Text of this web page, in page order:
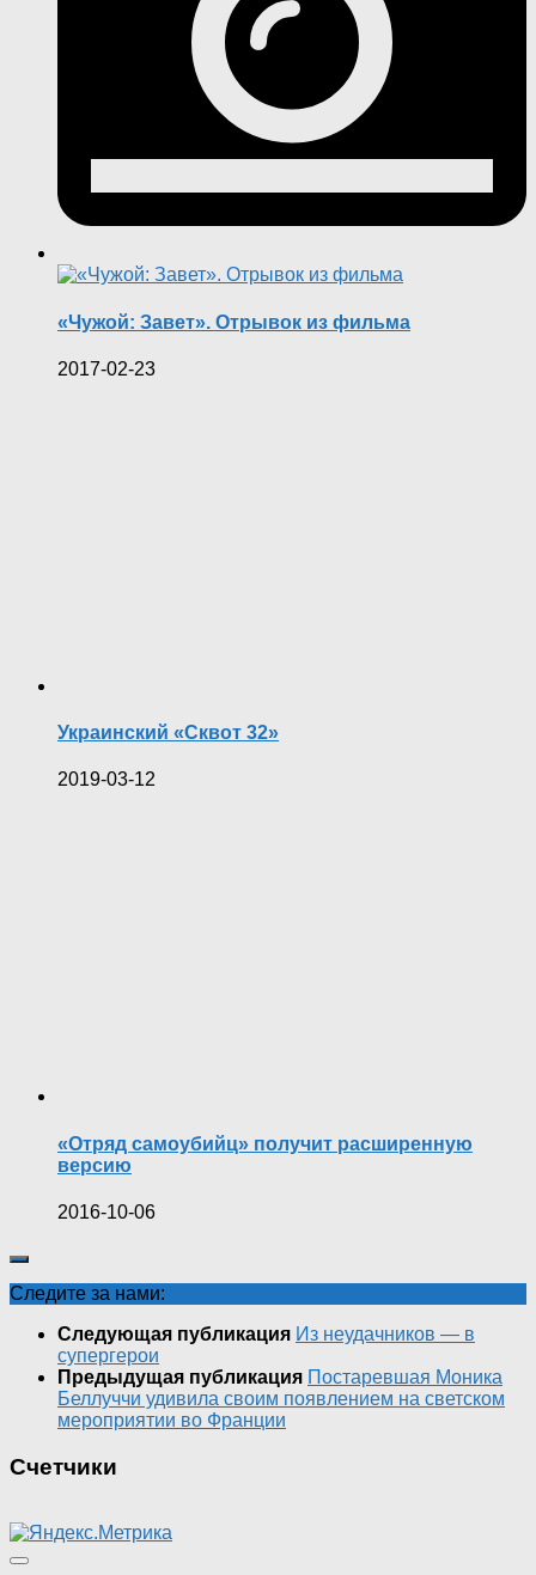
«Чужой: Завет». Отрывок из фильма
2017-02-23
Украинский «Сквот 32»
2019-03-12
«Отряд самоубийц» получит расширенную
версию
2016-10-06
Следите за нами:
Следующая публикация Из неудачников — в
супергерои
Предыдущая публикация Постаревшая Моника
Беллуччи удивила своим появлением на светском
мероприятии во Франции
Счетчики